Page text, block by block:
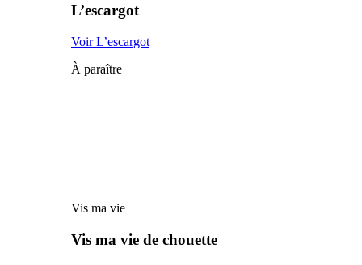
L’escargot
Voir L’escargot
À paraître
Vis ma vie
Vis ma vie de chouette